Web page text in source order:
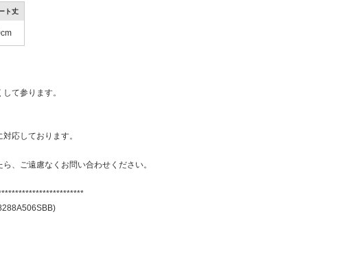
ト丈
て参ります。
応しております。
、ご遠慮なくお問い合わせください。